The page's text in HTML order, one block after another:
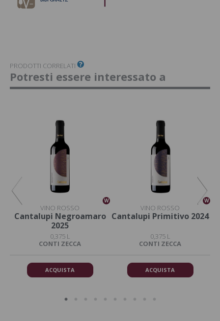
PRODOTTI CORRELATI
Potresti essere interessato a
W
VINO ROSSO
Cantalupi Negroamaro
2025
0,375 L
CONTI ZECCA
ACQUISTA
W
VINO ROSSO
Cantalupi Primitivo 2024
0,375 L
CONTI ZECCA
ACQUISTA